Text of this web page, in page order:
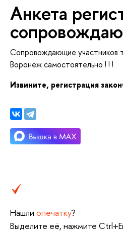
Анкета
Сопровождающие участников
оронеж самостоятельно ! ! !
Извините, регистрация
Нашли опечатку?
ыделите её, нажмите